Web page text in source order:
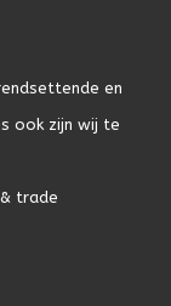
en
ook zijn wij te
trade